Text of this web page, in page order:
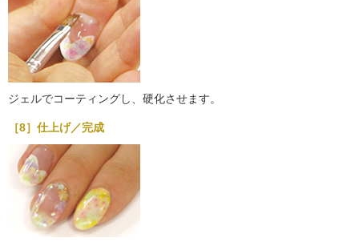
ジェルでコーティングし、硬化させます。
［8］仕上げ／完成